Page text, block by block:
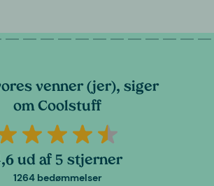
venner (jer), siger
om Coolstuff
ud af 5 stjerner
1264 bedømmelser